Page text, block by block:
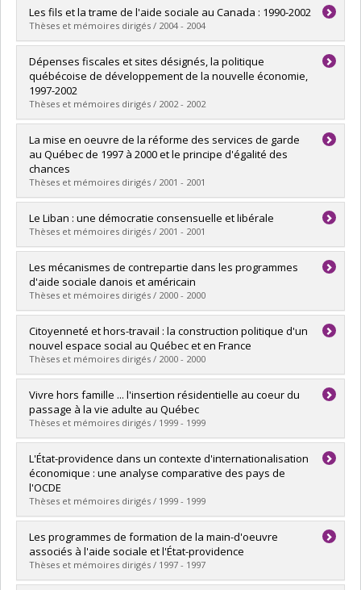
Graduate : Cantin, Bernard
Cycle : Doctoral
Grade :Ph. D.
Lien vers le document dans Papyrus
Les fils et la trame de l'aide sociale au Canada : 1990-2002
Thèses et mémoires dirigés / 2004 - 2004
Graduate :Bourque, Mélanie
Cycle :Doctoral
Grade :Ph. D.
Lien vers le document dans Papyrus
Dépenses fiscales et sites désignés, la politique
québécoise de développement de la nouvelle économie,
1997-2002
Thèses et mémoires dirigés / 2002 - 2002
Graduate :Proulx, Henri
Cycle :Master's
Grade :M. Sc.
Lien vers le document dans Papyrus
La mise en oeuvre de la réforme des services de garde
au Québec de 1997 à 2000 et le principe d'égalité des
chances
Thèses et mémoires dirigés / 2001 - 2001
Graduate :Lacroix, Isabelle
Cycle : Master's
Grade :M. Sc.
Lien vers le document dans Papyrus
Le Liban : une démocratie consensuelle et libérale
Thèses et mémoires dirigés / 2001 - 2001
Graduate :Akl, Gloria
Cycle : Master's
Grade :M. Sc.
Lien vers le document dans Papyrus
Les mécanismes de contrepartie dans les programmes
d'aide sociale danois et américain
Thèses et mémoires dirigés / 2000 - 2000
Graduate :Cousineau, Virginie
Cycle : Master's
Grade :M. Sc.
Lien vers le document dans Papyrus
Citoyenneté et hors-travail : la construction politique d'un
nouvel espace social au Québec et en France
Thèses et mémoires dirigés / 2000 - 2000
Graduate :Dufour, Pascale
Cycle :Doctoral
Grade :Ph. D.
Lien vers le document dans Papyrus
Vivre hors famille ... l'insertion résidentielle au coeur du
passage à la vie adulte au Québec
Thèses et mémoires dirigés / 1999 - 1999
Graduate :Molgat, Marc
Cycle :Doctoral
Grade :
Lien vers le document dans Papyrus
L'État-providence dans un contexte d'internationalisation
économique : une analyse comparative des pays de
l'OCDE
Thèses et mémoires dirigés / 1999 - 1999
Graduate :Dallaire, Sébastien
Cycle :Master's
Grade :M. Sc.
Lien vers le document dans Papyrus
Les programmes de formation de la main-d'oeuvre
associés à l'aide sociale et l'État-providence
Thèses et mémoires dirigés / 1997 - 1997